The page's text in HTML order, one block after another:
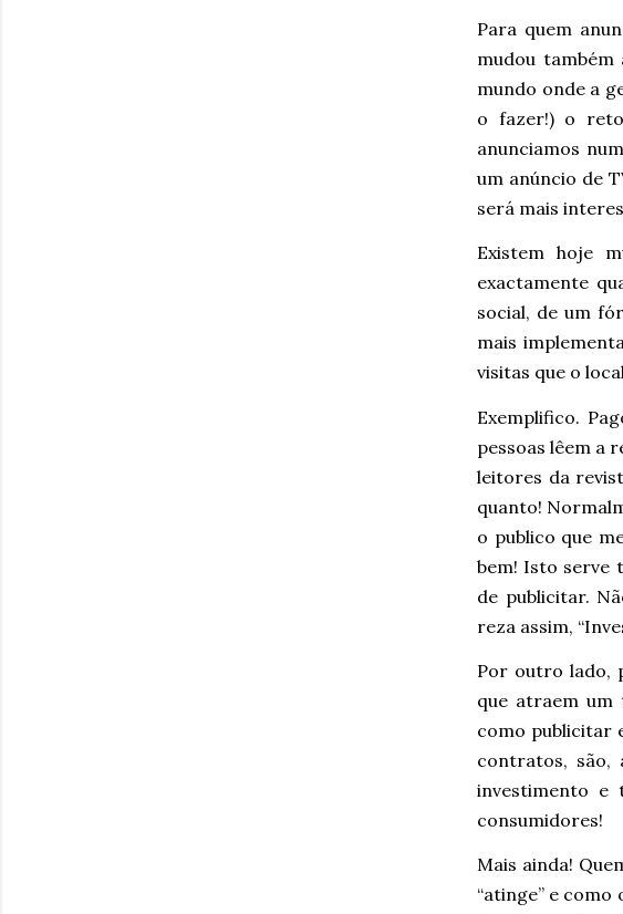
Para quem
mudou
mundo onde a
o fazer!) o
anunciamos
um anúncio de
será mais
Existem hoje
exactamente
social, de um
mais
visitas que o
Exemplifico.
pessoas lêem a
leitores da
quanto!
o publico que
bem! Isto serve
de publicitar.
reza assim,
Por outro lado,
que atraem um
como publicitar
contratos, são,
investimento e
consumidores!
Mais ainda!
“atinge” e